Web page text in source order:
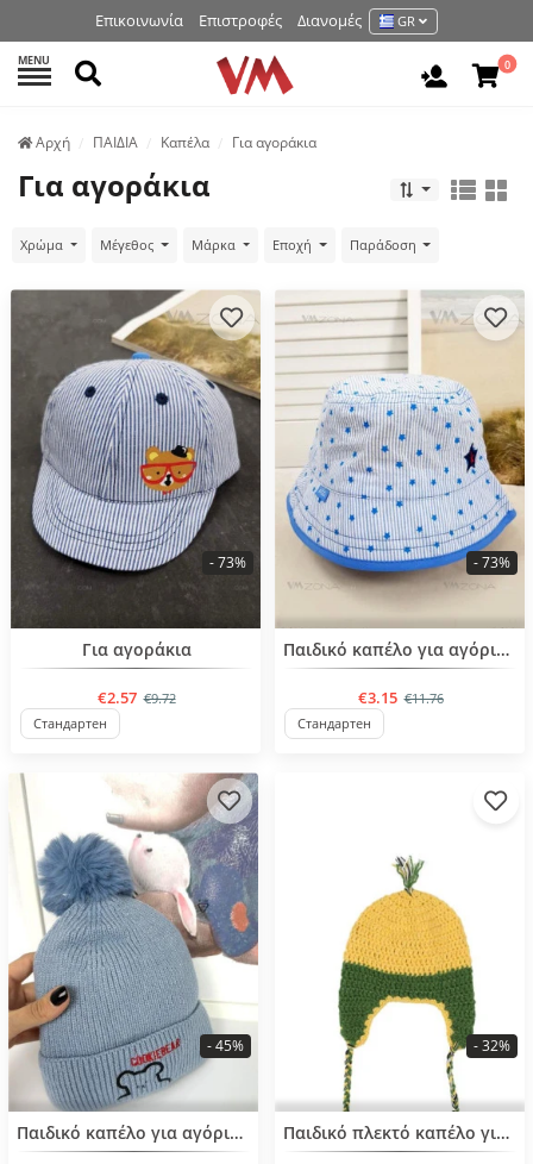
Επικοινωνία Επιστροφές Διανομές GR
MENU Αναζήτηση 0
Аρχή ΠΑΙΔΙΑ Καπέλα Για αγοράκια
Για αγοράκια
Χρώμα Μέγεθος Μάρκα Εποχή Παράδοση
BESTSELLER
Για αγοράκια
€2.57 €9.72
- 73%
Стандартен
BESTSELLERΠαιδικό καπέλο για αγόρια από 3 έως 6 ετών
€3.15 €11.76
- 73%
Стандартен
BESTSELLERΠαιδικό καπέλο για αγόρια από 2 έως 5 ετών
- 45%
Παιδικό πλεκτό καπέλο για αγόρια από 1 έως 3 ετών
- 32%